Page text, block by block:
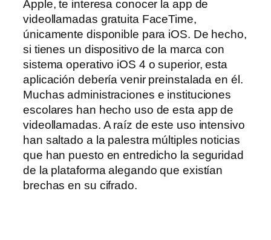
Apple, te interesa conocer la app de
videollamadas gratuita FaceTime,
únicamente disponible para iOS. De hecho,
si tienes un dispositivo de la marca con
sistema operativo iOS 4 o superior, esta
aplicación debería venir preinstalada en él.
Muchas administraciones e instituciones
escolares han hecho uso de esta app de
videollamadas. A raíz de este uso intensivo
han saltado a la palestra múltiples noticias
que han puesto en entredicho la seguridad
de la plataforma alegando que existían
brechas en su cifrado.